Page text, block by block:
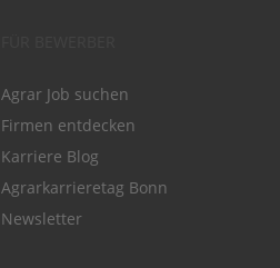
Agrar Job suchen
Firmen entdecken
Karriere Blog
Agrarkarrieretag Bonn
Newsletter